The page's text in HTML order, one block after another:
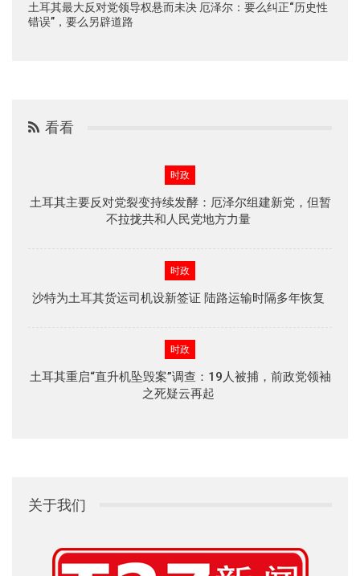
土耳其最大反对党领导权悬而未决 厄泽尔：要么纠正“历史性
错误”，要么另辟道路
看看
时政
土耳其主要反对党裂变持续发酵：厄泽尔组建新党，但暂
不拉拢共和人民党地方力量
时政
沙特为土耳其货运司机设新签证 陆路运输时隔多年恢复
时政
土耳其重启“直升机坠毁案”调查：19人被捕，前政党领袖
之死疑云再起
关于我们